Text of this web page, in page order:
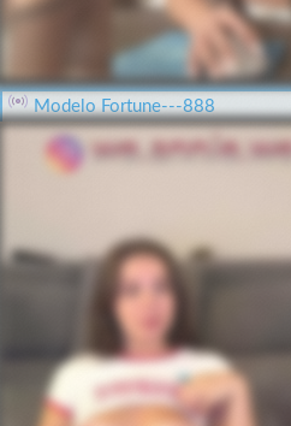
Modelo Fortune---888